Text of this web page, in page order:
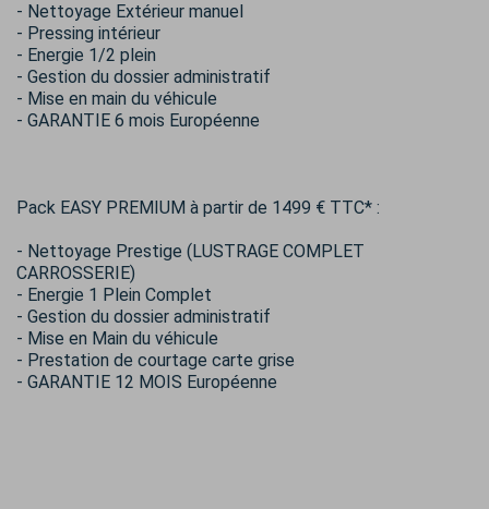
- Nettoyage Extérieur manuel
- Pressing intérieur
- Energie 1/2 plein
- Gestion du dossier administratif
- Mise en main du véhicule
- GARANTIE 6 mois Européenne
Pack EASY PREMIUM à partir de 1499 € TTC* :
- Nettoyage Prestige (LUSTRAGE COMPLET
CARROSSERIE)
- Energie 1 Plein Complet
- Gestion du dossier administratif
- Mise en Main du véhicule
- Prestation de courtage carte grise
- GARANTIE 12 MOIS Européenne